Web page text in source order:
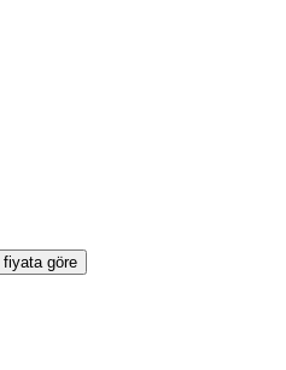
fiyata göre